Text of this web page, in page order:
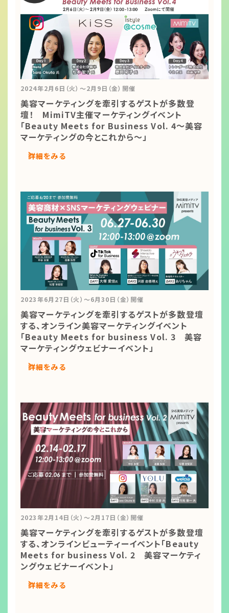
2024年2月6日（火）～2月9日（金）開催
美容マーケティングを牽引するゲストが多数登
壇！ MimiTV主催マーケティングイベント
「Beauty Meets for Business Vol. 4～美容
マーケティングの今とこれから～」
詳細をみる
2023年6月27日（火）～6月30日（金）開催
美容マーケティングを牽引するゲストが多数登壇
する、オンライン美容マーケティングイベント
「Beauty Meets for business Vol. 3 美容
マーケティングウェビナーイベント」
詳細をみる
2023年2月14日（火）～2月17日（金）開催
美容マーケティングを牽引するゲストが多数登壇
する、オンラインビューティーイベント「Beauty
Meets for business Vol. 2 美容マーケティ
ングウェビナーイベント」
詳細をみる